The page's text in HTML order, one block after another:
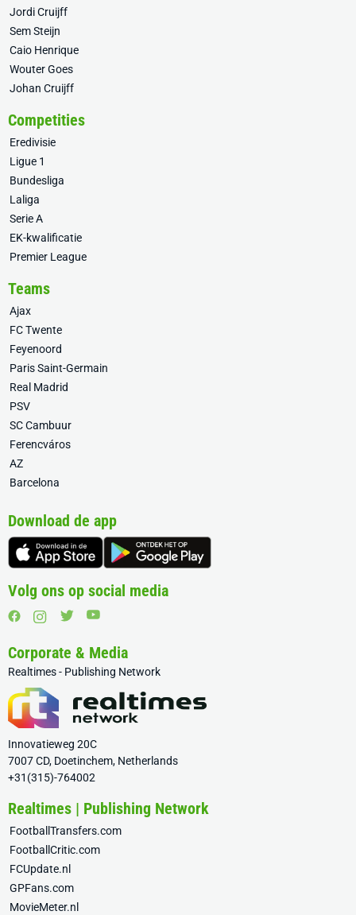
Jordi Cruijff
Sem Steijn
Caio Henrique
Wouter Goes
Johan Cruijff
Competities
Eredivisie
Ligue 1
Bundesliga
Laliga
Serie A
EK-kwalificatie
Premier League
Teams
Ajax
FC Twente
Feyenoord
Paris Saint-Germain
Real Madrid
PSV
SC Cambuur
Ferencváros
AZ
Barcelona
Download de app
Volg ons op social media
Corporate & Media
Realtimes - Publishing Network
Innovatieweg 20C
7007 CD, Doetinchem, Netherlands
+31(315)-764002
Realtimes | Publishing Network
FootballTransfers.com
FootballCritic.com
FCUpdate.nl
GPFans.com
MovieMeter.nl